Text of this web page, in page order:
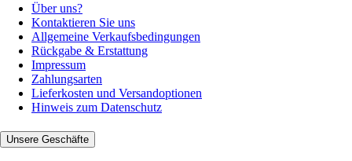
Über uns?
Kontaktieren Sie uns
Allgemeine Verkaufsbedingungen
Rückgabe & Erstattung
Impressum
Zahlungsarten
Lieferkosten und Versandoptionen
Hinweis zum Datenschutz
Unsere Geschäfte